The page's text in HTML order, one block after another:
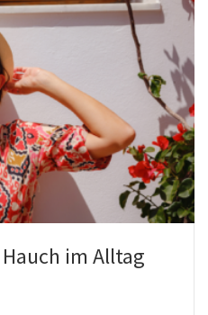
im Alltag